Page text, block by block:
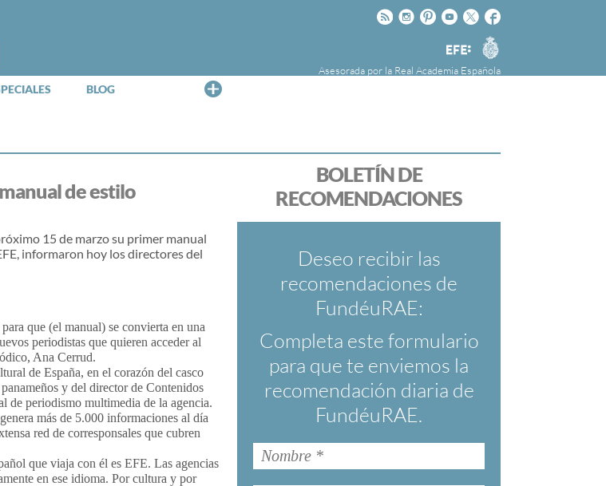
Facebook
Twitter
Youtube
Pinteres
Instagram
Rss
Agencia
EFE
Asesorada por la Real Academia Española
BLOG
la Agencia Efe y la Real Academia Española,
cuyo objetivo es colaborar con el buen uso del
español en los medios de comunicación y en
Internet.
BOLETÍN DE
RECOMENDACIONES
Deseo recibir las
recomendaciones de
FundéuRAE:
Completa este formulario
para que te enviemos la
recomendación diaria de
FundéuRAE.
de estilo
15 de marzo su primer manual
informaron hoy los directores del
que (el manual) se convierta en una
periodistas que quieren acceder al
Ana Cerrud.
de España, en el corazón del casco
y del director de Contenidos
de periodismo multimedia de la agencia.
más de 5.000 informaciones al día
red de corresponsales que cubren
que viaja con él es EFE. Las agencias
en ese idioma. Por cultura y por